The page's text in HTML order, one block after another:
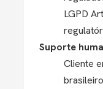
LGPD
Suporte
Cliente